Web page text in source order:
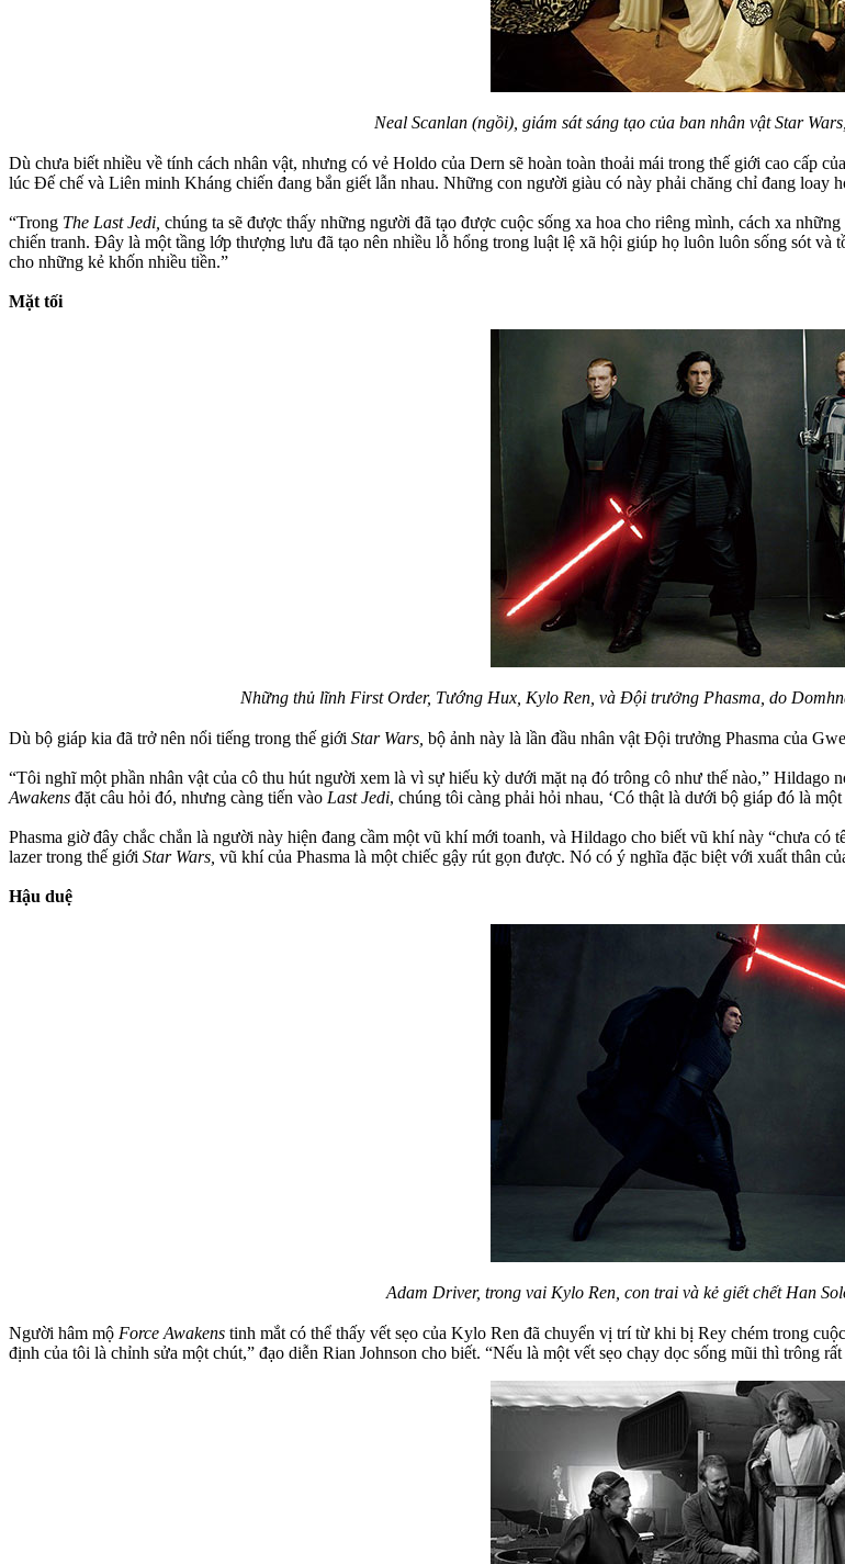
Neal Scanlan (ngồi), giám sát sáng tạo của ban nhân vật Star
Dù chưa biết nhiều về tính cách nhân vật, nhưng có vẻ Holdo của Dern sẽ hoàn toàn thoải mái trong thế giới cao cấp
lúc Đế chế và Liên minh Kháng chiến đang bắn giết lẫn nhau. Những con người giàu có này phải chăng chỉ đang loay
“Trong The Last Jedi, chúng ta sẽ được thấy những người đã tạo được cuộc sống xa hoa cho riêng mình, cách xa
chiến tranh. Đây là một tầng lớp thượng lưu đã tạo nên nhiều lỗ hổng trong luật lệ xã hội giúp họ luôn luôn sống sót
cho những kẻ khốn nhiều tiền.”
Mặt tối
Những thủ lĩnh First Order, Tướng Hux, Kylo Ren, và Đội trưởng Phasma, do
Dù bộ giáp kia đã trở nên nổi tiếng trong thế giới Star Wars, bộ ảnh này là lần đầu nhân vật Đội trưởng Phasma của
“Tôi nghĩ một phần nhân vật của cô thu hút người xem là vì sự hiếu kỳ dưới mặt nạ đó trông cô như thế nào,”
Awakens đặt câu hỏi đó, nhưng càng tiến vào Last Jedi, chúng tôi càng phải hỏi nhau, ‘Có thật là dưới bộ giáp đó là một
Phasma giờ đây chắc chắn là người này hiện đang cầm một vũ khí mới toanh, và Hildago cho biết vũ khí này “chưa có
lazer trong thế giới Star Wars, vũ khí của Phasma là một chiếc gậy rút gọn được. Nó có ý nghĩa đặc biệt với xuất thân
Hậu duệ
Adam Driver, trong vai Kylo Ren, con trai và kẻ giết chết Han
Người hâm mộ Force Awakens tinh mắt có thể thấy vết sẹo của Kylo Ren đã chuyển vị trí từ khi bị Rey chém trong
định của tôi là chỉnh sửa một chút,” đạo diễn Rian Johnson cho biết. “Nếu là một vết sẹo chạy dọc sống mũi thì trông